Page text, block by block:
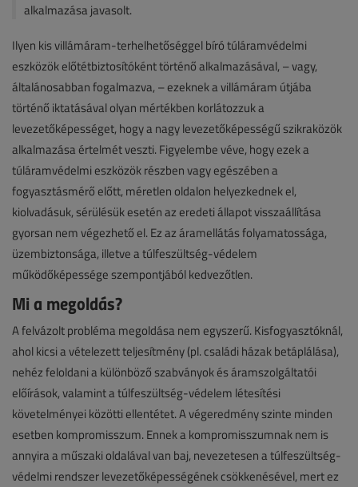
alkalmazása javasolt.
Ilyen kis villámáram-terhelhetőséggel bíró túláramvédelmi
eszközök előtétbiztosítóként történő alkalmazásával, – vagy,
általánosabban fogalmazva, – ezeknek a villámáram útjába
történő iktatásával olyan mértékben korlátozzuk a
levezetőképességet, hogy a nagy levezetőképességű szikraközök
alkalmazása értelmét veszti. Figyelembe véve, hogy ezek a
túláramvédelmi eszközök részben vagy egészében a
fogyasztásmérő előtt, méretlen oldalon helyezkednek el,
kiolvadásuk, sérülésük esetén az eredeti állapot visszaállítása
gyorsan nem végezhető el. Ez az áramellátás folyamatossága,
üzembiztonsága, illetve a túlfeszültség-védelem
működőképessége szempontjából kedvezőtlen.
Mi a megoldás?
A felvázolt probléma megoldása nem egyszerű. Kisfogyasztóknál,
ahol kicsi a vételezett teljesítmény (pl. családi házak betáplálása),
nehéz feloldani a különböző szabványok és áramszolgáltatói
előírások, valamint a túlfeszültség-védelem létesítési
követelményei közötti ellentétet. A végeredmény szinte minden
esetben kompromisszum. Ennek a kompromisszumnak nem is
annyira a műszaki oldalával van baj, nevezetesen a túlfeszültség-
védelmi rendszer levezetőképességének csökkenésével, mert ez